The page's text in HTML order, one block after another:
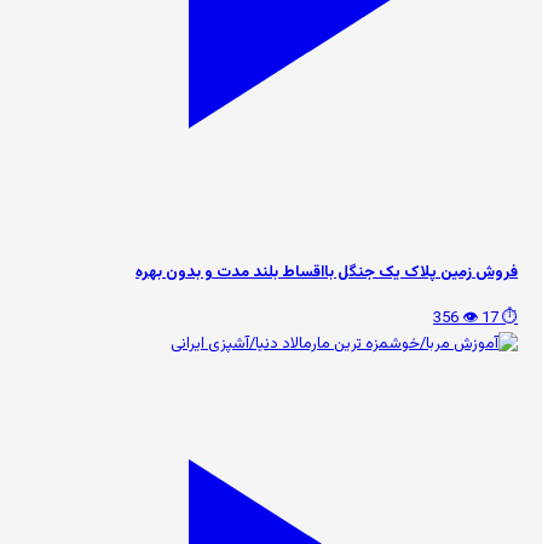
فروش زمین پلاک یک جنگل بااقساط بلند مدت و بدون بهره
⏱️ 17
👁️ 356